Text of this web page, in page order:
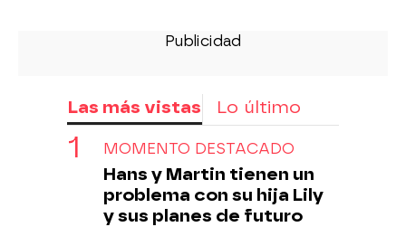
Las más vistas Lo último
MOMENTO DESTACADO
Hans y Martin tienen un
problema con su hija Lily
y sus planes de futuro